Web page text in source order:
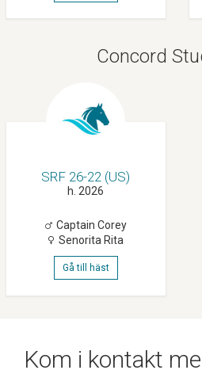
Concord
SRF 26-22 (US)
h. 2026
Captain Corey
Senorita Rita
Gå till häst
Kom i kontakt